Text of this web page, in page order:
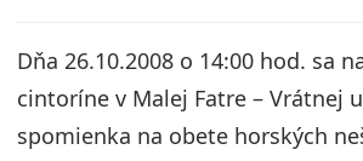
Dňa 26.10.2008 o 14:00 hod. sa
cintoríne v Malej Fatre – Vrátnej
spomienka na obete horských